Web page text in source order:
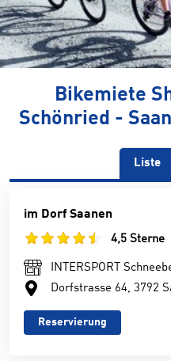
Bikemiete
Schönried -
Liste
im Dorf Saanen
4,5 Sterne
INTERSPORT
Dorfstrasse 64, 3792
Reservierung